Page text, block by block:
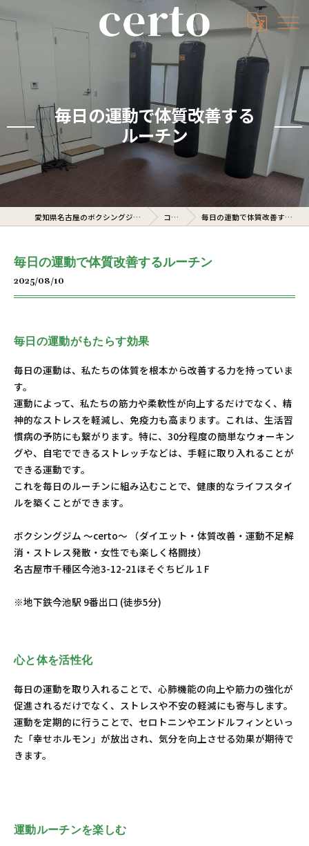
毎日の運動で体質改善する
ルーチン
愛知県名古屋のボクシングジムならcerto コラム 毎日の運動で体質改善するルーチン
毎日の運動で体質改善するルーチン
2025/08/10
毎日の運動がもたらす効果
毎日の運動は、私たちの体質を根本から改善する力を持っていま
す。
運動によって、私たちの筋力や柔軟性が向上するだけでなく、精
神的なストレスを軽減し、免疫力も高まります。これは、生活習
慣病の予防にも繋がります。特に、30分程度の簡単なウォーキン
グや、自宅でできるストレッチなどは、手軽に取り入れることが
できる運動です。
これを毎日のルーチンに組み込むことで、健康的なライフスタイ
ルを築くことができます。
ボクシングジム 〜certo〜 （ダイエット・体質改善・運動不足解
消・ストレス発散・女性でも楽しく格闘技）
名古屋市千種区今池3-12-21ほそぐちビル１F
※地下鉄今池駅 9番出口 (徒歩5分)
心と体を活性化
毎日の運動を取り入れることで、心肺機能の向上や筋力の強化が
促進されるだけでなく、ストレスや不安の軽減にも寄与します。
運動を定期的に行うことで、セロトニンやエンドルフィンといっ
た「幸せホルモン」が放出され、気分を向上させる効果が期待で
きます。
運動ルーチンを楽しむ